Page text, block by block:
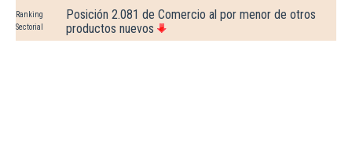
Ranking
Sectorial
Posición 2.081 de Comercio al por menor de otros
productos nuevos